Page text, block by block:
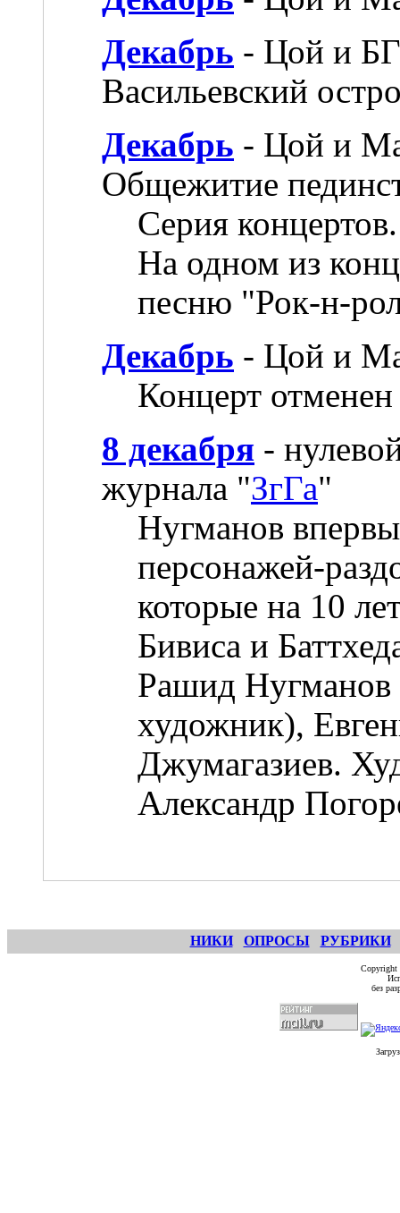
Декабрь - Цой и
Васильевский
Декабрь - Цой и
Общежитие
Серия
На одном из
песню "Рок-н-
Декабрь - Цой и
Концерт
8 декабря -
журнала "ЗгГа"
Нугманов
персонажей-
которые на 10
Бивиса и
Рашид Нугманов
художник),
Джумагазиев.
Александр
НИКИ ОПРОСЫ РУБРИКИ
без